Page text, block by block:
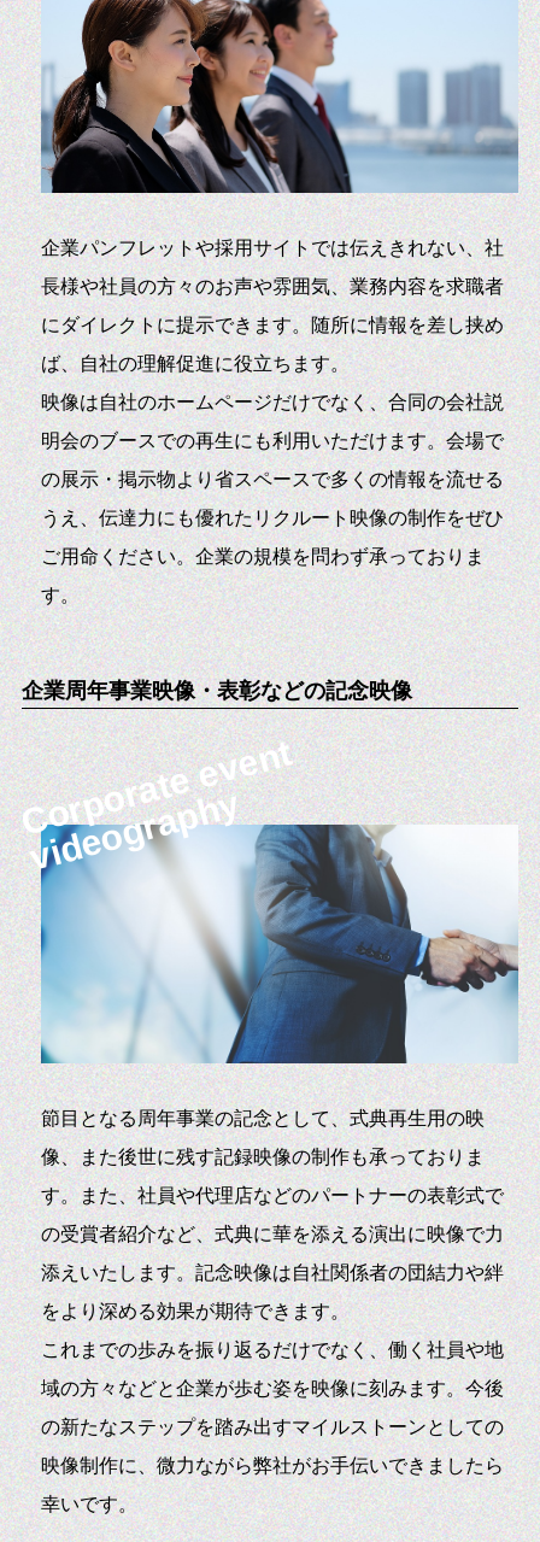
企業パンフレットや採用サイトでは伝えきれない、社
長様や社員の方々のお声や雰囲気、業務内容を求職者
にダイレクトに提示できます。随所に情報を差し挟め
ば、自社の理解促進に役立ちます。
映像は自社のホームページだけでなく、合同の会社説
明会のブースでの再生にも利用いただけます。会場で
の展示・掲示物より省スペースで多くの情報を流せる
うえ、伝達力にも優れたリクルート映像の制作をぜひ
ご用命ください。企業の規模を問わず承っておりま
す。
企業周年事業映像・表彰などの記念映像
Corporate event
videography
節目となる周年事業の記念として、式典再生用の映
像、また後世に残す記録映像の制作も承っておりま
す。また、社員や代理店などのパートナーの表彰式で
の受賞者紹介など、式典に華を添える演出に映像で力
添えいたします。記念映像は自社関係者の団結力や絆
をより深める効果が期待できます。
これまでの歩みを振り返るだけでなく、働く社員や地
域の方々などと企業が歩む姿を映像に刻みます。今後
の新たなステップを踏み出すマイルストーンとしての
映像制作に、微力ながら弊社がお手伝いできましたら
幸いです。